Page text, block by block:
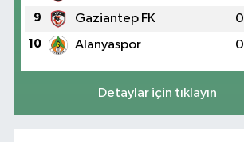
9 Gaziantep FK 0
10 Alanyaspor 0
Detaylar için tıklayın